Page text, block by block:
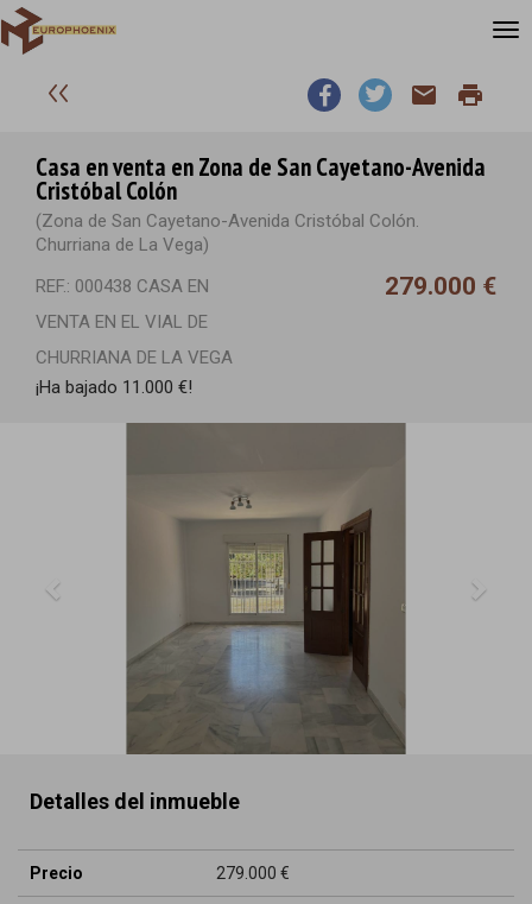
email print
Casa en venta en Zona de San Cayetano-Avenida
Cristóbal Colón
(Zona de San Cayetano-Avenida Cristóbal Colón.
Churriana de La Vega)
REF.: 000438 CASA EN
VENTA EN EL VIAL DE
CHURRIANA DE LA VEGA
279.000 €
¡Ha bajado 11.000 €!
Detalles del inmueble
Precio 279.000 €